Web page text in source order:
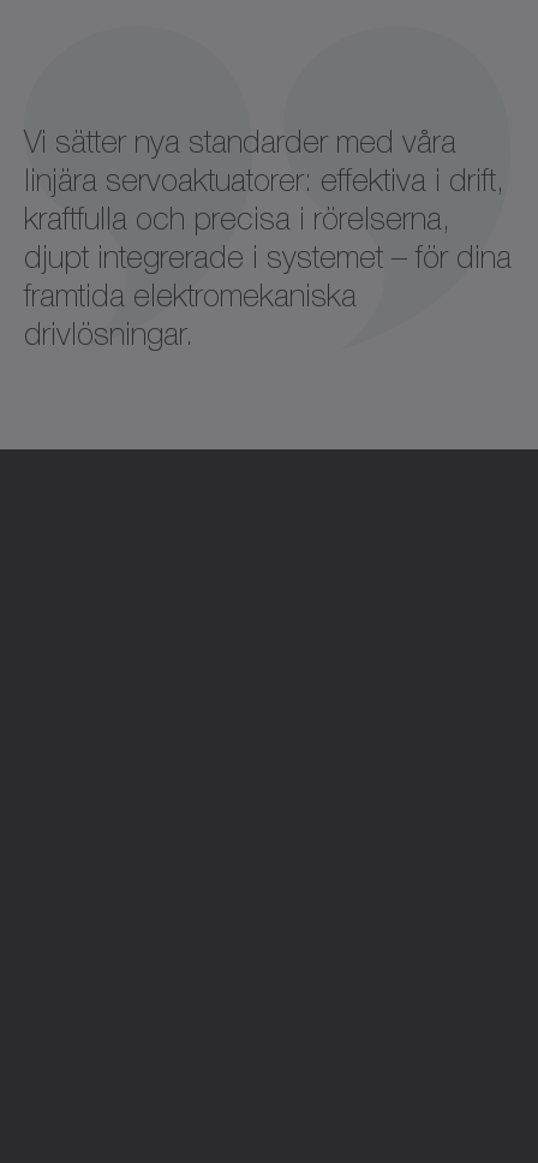
Vi sätter nya standarder med våra
linjära servoaktuatorer: effektiva i drift,
kraftfulla och precisa i rörelserna,
djupt integrerade i systemet – för dina
framtida elektromekaniska
drivlösningar.